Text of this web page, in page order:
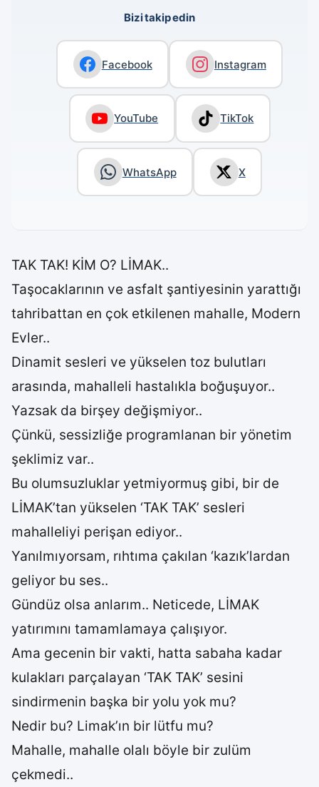
Bizi takip edin
Facebook Instagram
YouTube TikTok
WhatsApp X
TAK TAK! KİM O? LİMAK..
Taşocaklarının ve asfalt şantiyesinin yarattığı
tahribattan en çok etkilenen mahalle, Modern
Evler..
Dinamit sesleri ve yükselen toz bulutları
arasında, mahalleli hastalıkla boğuşuyor..
Yazsak da birşey değişmiyor..
Çünkü, sessizliğe programlanan bir yönetim
şeklimiz var..
Bu olumsuzluklar yetmiyormuş gibi, bir de
LİMAK’tan yükselen ‘TAK TAK’ sesleri
mahalleliyi perişan ediyor..
Yanılmıyorsam, rıhtıma çakılan ‘kazık’lardan
geliyor bu ses..
Gündüz olsa anlarım.. Neticede, LİMAK
yatırımını tamamlamaya çalışıyor.
Ama gecenin bir vakti, hatta sabaha kadar
kulakları parçalayan ‘TAK TAK’ sesini
sindirmenin başka bir yolu yok mu?
Nedir bu? Limak’ın bir lütfu mu?
Mahalle, mahalle olalı böyle bir zulüm
çekmedi..